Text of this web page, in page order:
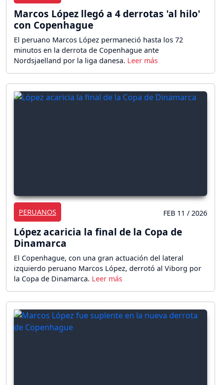
Marcos López llegó a 4 derrotas 'al hilo'
con Copenhague
El peruano Marcos López permaneció hasta los 72
minutos en la derrota de Copenhague ante
Nordsjaelland por la liga danesa.
PERUANOS FEB 11 / 2026
López acaricia la final de la Copa de
Dinamarca
El Copenhague, con una gran actuación del lateral
izquierdo peruano Marcos López, derrotó al Viborg por
la Copa de Dinamarca.